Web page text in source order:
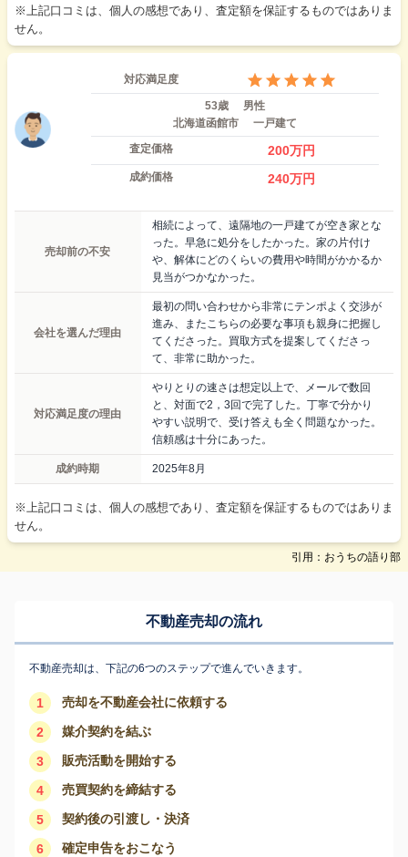
※上記口コミは、個人の感想であり、査定額を保証するものではありま
せん。
対応満足度
53歳
男性
北海道函館市
一戸建て
査定価格
200万円
成約価格 240万円
売却前の不安
相続によって、遠隔地の一戸建てが空き家とな
った。早急に処分をしたかった。家の片付け
や、解体にどのくらいの費用や時間がかかるか
見当がつかなかった。
会社を選んだ理由
最初の問い合わせから非常にテンポよく交渉が
進み、またこちらの必要な事項も親身に把握し
てくださった。買取方式を提案してくださっ
て、非常に助かった。
対応満足度の理由
やりとりの速さは想定以上で、メールで数回
と、対面で2，3回で完了した。丁寧で分かり
やすい説明で、受け答えも全く問題なかった。
信頼感は十分にあった。
成約時期 2025年8月
※上記口コミは、個人の感想であり、査定額を保証するものではありま
せん。
引用：おうちの語り部
不動産売却の流れ
不動産売却は、下記の6つのステップで進んでいきます。
1 売却を不動産会社に依頼する
2 媒介契約を結ぶ
3 販売活動を開始する
4 売買契約を締結する
5 契約後の引渡し・決済
6 確定申告をおこなう